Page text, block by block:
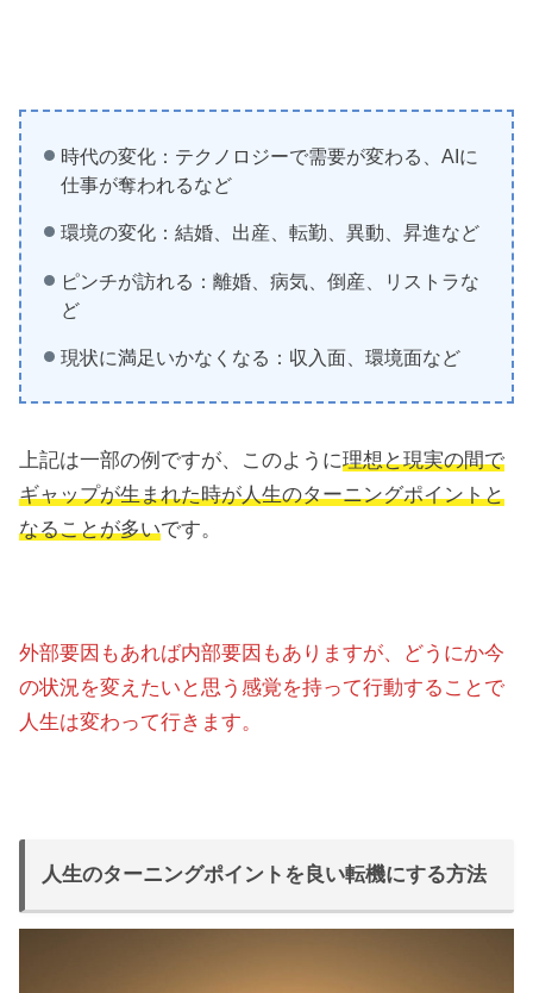
時代の変化：テクノロジーで需要が変わる、AIに
仕事が奪われるなど
環境の変化：結婚、出産、転勤、異動、昇進など
ピンチが訪れる：離婚、病気、倒産、リストラな
ど
現状に満足いかなくなる：収入面、環境面など
上記は一部の例ですが、このように理想と現実の間で
ギャップが生まれた時が人生のターニングポイントと
なることが多いです。
外部要因もあれば内部要因もありますが、どうにか今
の状況を変えたいと思う感覚を持って行動することで
人生は変わって行きます。
人生のターニングポイントを良い転機にする方法